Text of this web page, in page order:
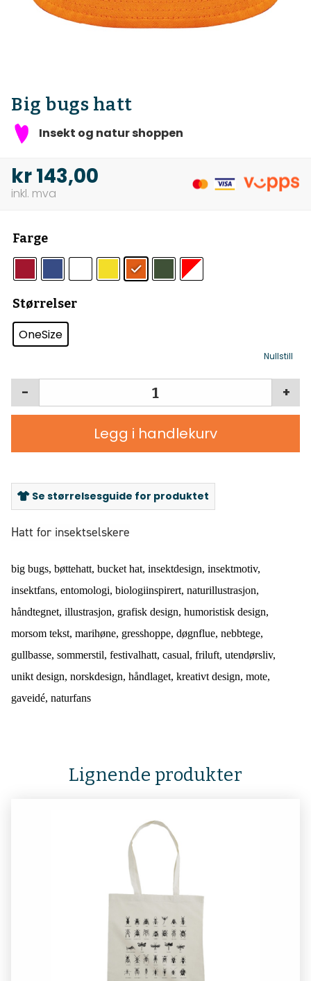
Big bugs hatt
Insekt og natur shoppen
kr143,00
Farge
Størrelser
OneSize
Nullstill
+
-
Legg i handlekurv
Se størrelsesguide for produktet
Hatt for insektselskere
big bugs, bøttehatt, bucket hat, insektdesign, insektmotiv,
insektfans, entomologi, biologiinspirert, naturillustrasjon,
håndtegnet, illustrasjon, grafisk design, humoristisk design,
morsom tekst, marihøne, gresshoppe, døgnflue, nebbtege,
gullbasse, sommerstil, festivalhatt, casual, friluft, utendørsliv,
unikt design, norskdesign, håndlaget, kreativt design, mote,
gaveidé, naturfans
Lignende produkter